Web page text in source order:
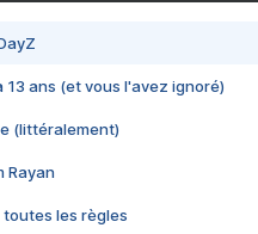
13 ans (et vous l'avez ignoré)
(littéralement)
Rayan
toutes les règles